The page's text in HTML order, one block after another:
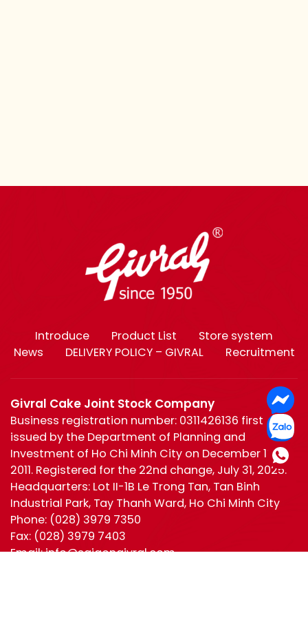
Introduce Product List
Store system
News
DELIVERY POLICY – GIVRAL Recruitment
Givral Cake Joint Stock Company
Business registration number: 0311426136 first
issued by the Department of Planning and
Investment of Ho Chi Minh City on December 19,
2011. Registered for the 22nd change, July 31, 2025.
Headquarters: Lot II-1B Le Trong Tan, Tan Binh
Industrial Park, Tay Thanh Ward, Ho Chi Minh City
Phone: (028) 3979 7350
Fax: (028) 3979 7403
Email:info@saigongivral.com